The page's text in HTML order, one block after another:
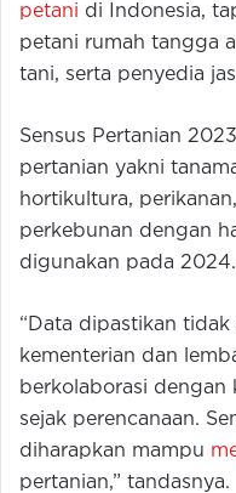
petani di Indonesia,
petani rumah tangga
tani, serta penyedia
Sensus Pertanian
pertanian yakni
hortikultura,
perkebunan dengan
digunakan pada 2024.
“Data dipastikan
kementerian dan
berkolaborasi dengan
sejak perencanaan.
diharapkan mampu
pertanian,” tandasnya.